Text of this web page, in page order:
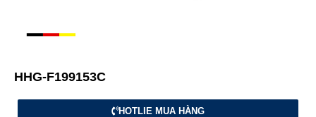
HHG-F199153C
HOTLIE MUA HÀNG